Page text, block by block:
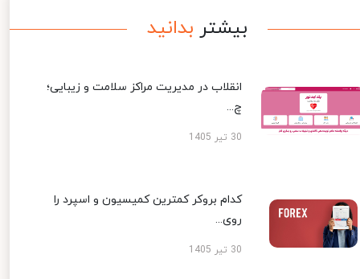
بیشتر بدانید
انقلاب در مدیریت مراکز سلامت و زیبایی؛
چ...
30 تیر 1405
کدام بروکر کمترین کمیسیون و اسپرد را
روی...
30 تیر 1405